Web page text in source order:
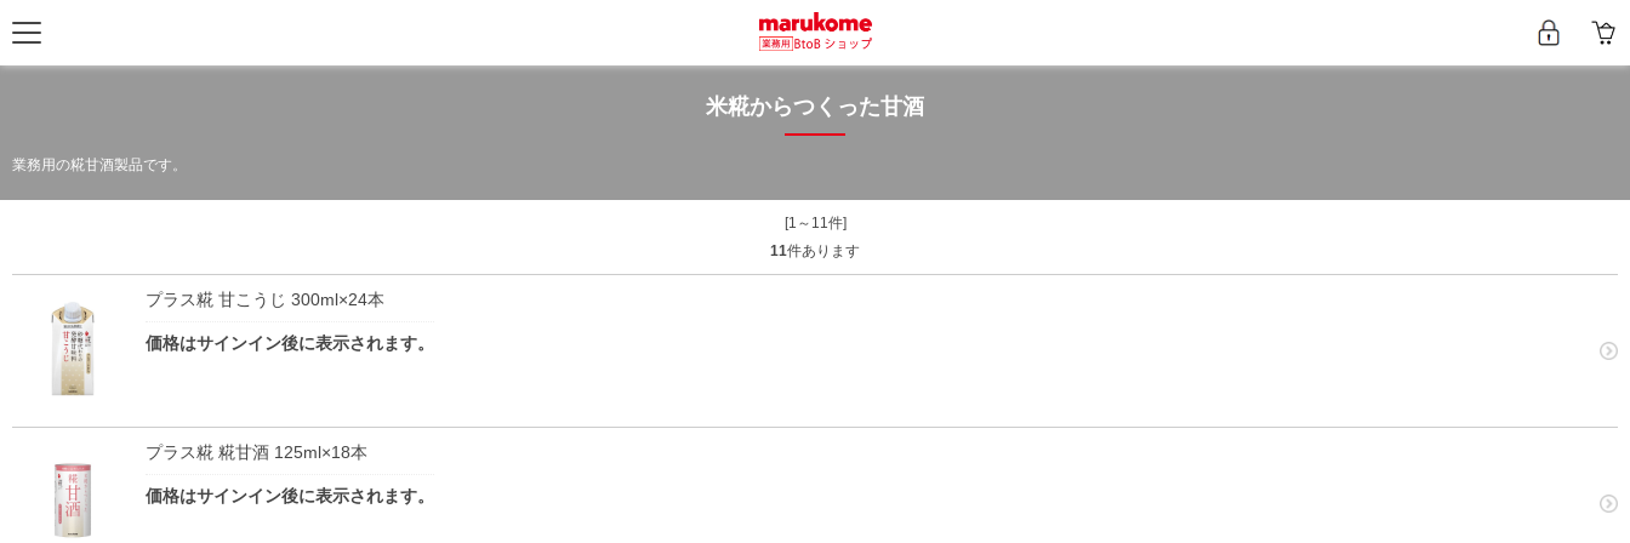
米糀からつくった甘酒
業務用の糀甘酒製品です。
[1～11件]
11件あります
プラス糀 甘こうじ 300ml×24本
価格はサインイン後に表示されます。
プラス糀 糀甘酒 125ml×18本
価格はサインイン後に表示されます。